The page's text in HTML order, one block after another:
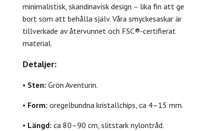
minimalistisk, skandinavisk design – lika fin att ge
bort som att behålla själv. Våra smyckesaskar är
tillverkade av återvunnet och FSC®-certifierat
material.
Detaljer:
• Sten: Grön Aventurin.
• Form: oregelbundna kristallchips, ca 4–15 mm.
• Längd: ca 80–90 cm, slitstark nylontråd.